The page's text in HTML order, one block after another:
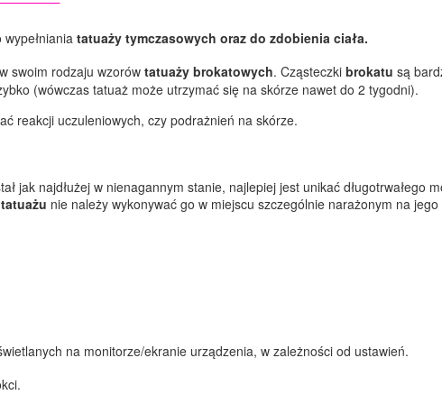
tatuaży tymczasowych oraz do zdobienia ciała.
swoim rodzaju wzorów tatuaży brokatowych. Cząsteczki brokatu są
(wówczas tatuaż może utrzymać się na skórze nawet do 2 tygodni).
reakcji uczuleniowych, czy podrażnień na skórze.
jak najdłużej w nienagannym stanie, najlepiej jest unikać długotrwałego
tatuażu nie należy wykonywać go w miejscu szczególnie narażonym na
na monitorze/ekranie urządzenia, w zależności od ustawień.